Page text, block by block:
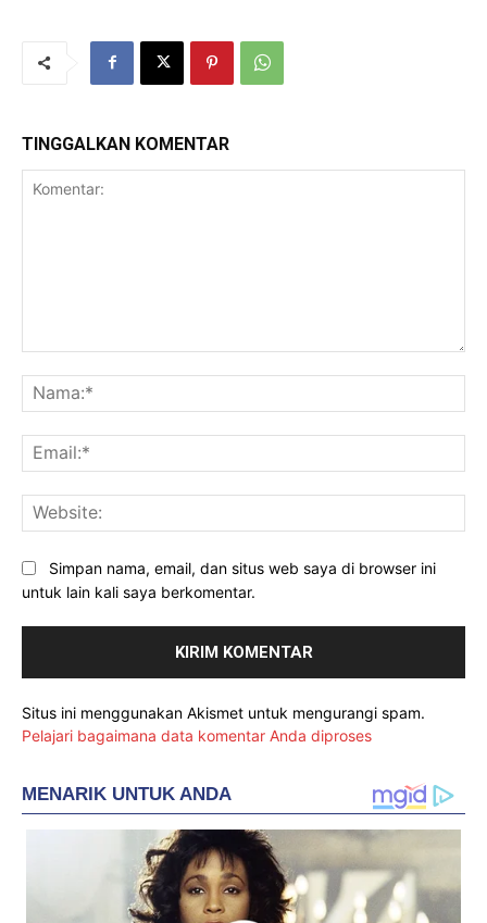
TINGGALKAN KOMENTAR
Simpan nama, email, dan situs web saya di browser ini
untuk lain kali saya berkomentar.
Situs ini menggunakan Akismet untuk mengurangi spam.
Pelajari bagaimana data komentar Anda diproses